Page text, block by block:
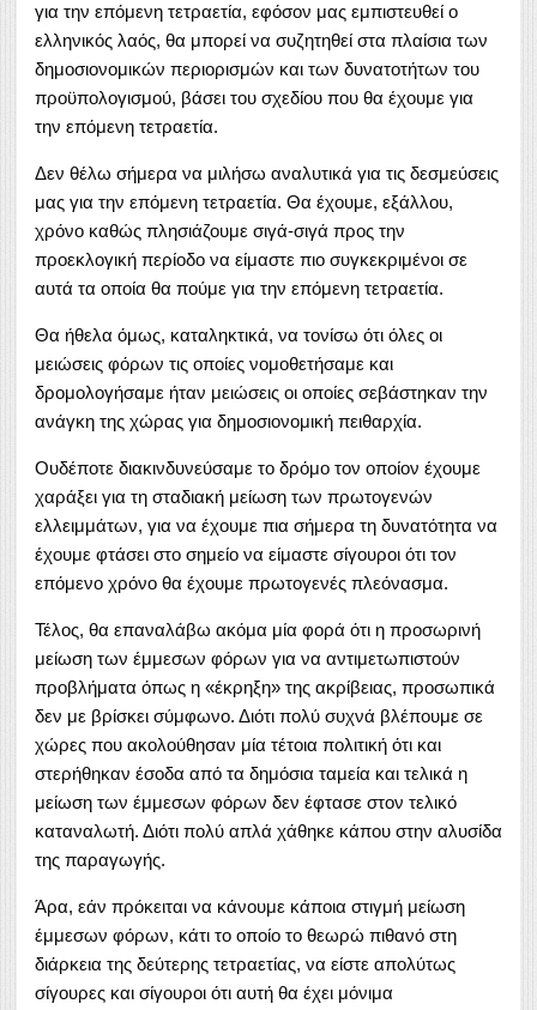
για την επόμενη τετραετία, εφόσον μας εμπιστευθεί ο
ελληνικός λαός, θα μπορεί να συζητηθεί στα πλαίσια των
δημοσιονομικών περιορισμών και των δυνατοτήτων του
προϋπολογισμού, βάσει του σχεδίου που θα έχουμε για
την επόμενη τετραετία.
Δεν θέλω σήμερα να μιλήσω αναλυτικά για τις δεσμεύσεις
μας για την επόμενη τετραετία. Θα έχουμε, εξάλλου,
χρόνο καθώς πλησιάζουμε σιγά-σιγά προς την
προεκλογική περίοδο να είμαστε πιο συγκεκριμένοι σε
αυτά τα οποία θα πούμε για την επόμενη τετραετία.
Θα ήθελα όμως, καταληκτικά, να τονίσω ότι όλες οι
μειώσεις φόρων τις οποίες νομοθετήσαμε και
δρομολογήσαμε ήταν μειώσεις οι οποίες σεβάστηκαν την
ανάγκη της χώρας για δημοσιονομική πειθαρχία.
Ουδέποτε διακινδυνεύσαμε το δρόμο τον οποίον έχουμε
χαράξει για τη σταδιακή μείωση των πρωτογενών
ελλειμμάτων, για να έχουμε πια σήμερα τη δυνατότητα να
έχουμε φτάσει στο σημείο να είμαστε σίγουροι ότι τον
επόμενο χρόνο θα έχουμε πρωτογενές πλεόνασμα.
Τέλος, θα επαναλάβω ακόμα μία φορά ότι η προσωρινή
μείωση των έμμεσων φόρων για να αντιμετωπιστούν
προβλήματα όπως η «έκρηξη» της ακρίβειας, προσωπικά
δεν με βρίσκει σύμφωνο. Διότι πολύ συχνά βλέπουμε σε
χώρες που ακολούθησαν μία τέτοια πολιτική ότι και
στερήθηκαν έσοδα από τα δημόσια ταμεία και τελικά η
μείωση των έμμεσων φόρων δεν έφτασε στον τελικό
καταναλωτή. Διότι πολύ απλά χάθηκε κάπου στην αλυσίδα
της παραγωγής.
Άρα, εάν πρόκειται να κάνουμε κάποια στιγμή μείωση
έμμεσων φόρων, κάτι το οποίο το θεωρώ πιθανό στη
διάρκεια της δεύτερης τετραετίας, να είστε απολύτως
σίγουρες και σίγουροι ότι αυτή θα έχει μόνιμα